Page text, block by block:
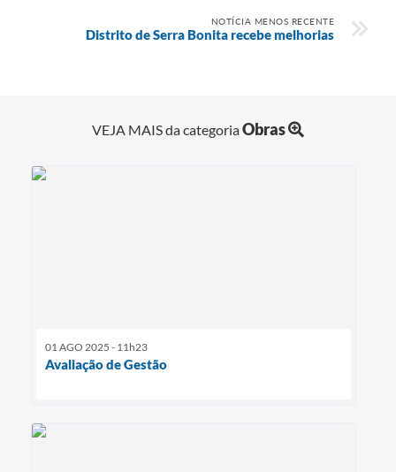
NOTÍCIA MENOS RECENTE
Distrito de Serra Bonita recebe melhorias
VEJA MAIS da categoriaObras
01 AGO 2025 - 11h23
Avaliação de Gestão